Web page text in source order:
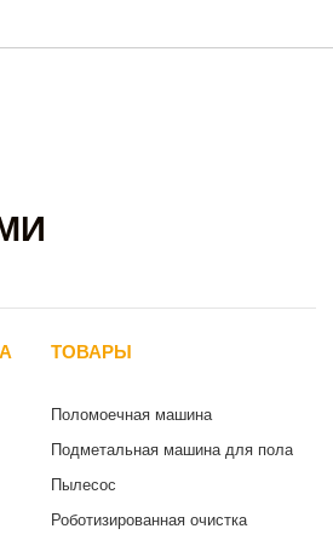
ТОВАРЫ
Поломоечная машина
Подметальная машина для пола
Пылесос
Роботизированная очистка